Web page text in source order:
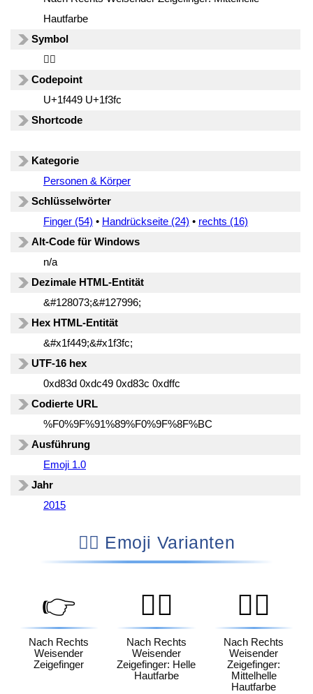
Hautfarbe
Symbol
👉🏼
Codepoint
U+1f449 U+1f3fc
Shortcode
Kategorie
Personen & Körper
Schlüsselwörter
Finger (54) • Handrückseite (24) • rechts (16)
Alt-Code für Windows
n/a
Dezimale HTML-Entität
&#128073;&#127996;
Hex HTML-Entität
&#x1f449;&#x1f3fc;
UTF-16 hex
0xd83d 0xdc49 0xd83c 0xdffc
Codierte URL
%F0%9F%91%89%F0%9F%8F%BC
Ausführung
Emoji 1.0
Jahr
2015
👉🏼 Emoji Varianten
👉
Nach Rechts
Weisender
Zeigefinger
👉🏻
Nach Rechts
Weisender
Zeigefinger: Helle
Hautfarbe
👉🏼
Nach Rechts
Weisender
Zeigefinger:
Mittelhelle
Hautfarbe